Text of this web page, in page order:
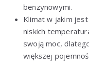
benzynowymi.
Klimat w jakim
niskich
swoją moc,
większej